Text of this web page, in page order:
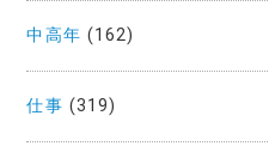
中高年 (162)
仕事 (319)